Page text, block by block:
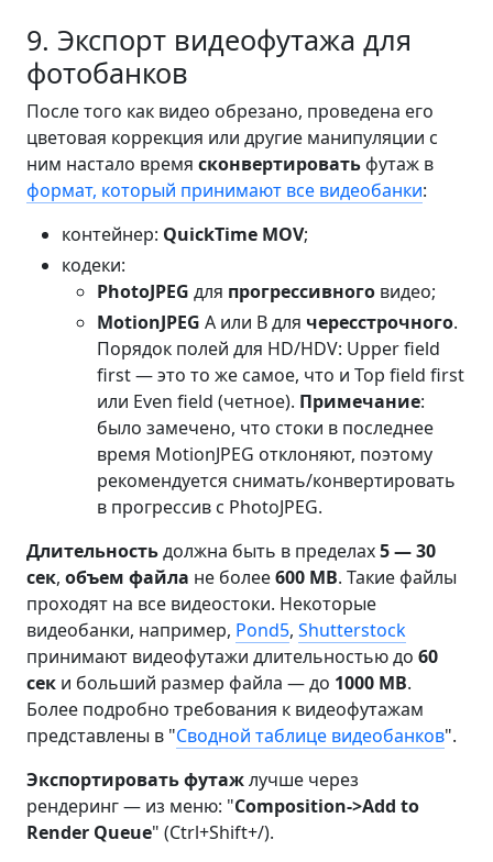
9. Экспорт видеофутажа для
фотобанков
После того как видео обрезано, проведена его
цветовая коррекция или другие манипуляции с
ним настало время сконвертироватьфутаж в
формат, который принимают все видеобанки:
контейнер: QuickTime MOV;
кодеки:
PhotoJPEG для прогрессивного видео;
MotionJPEG A или B для чересстрочного.
Порядок полей для HD/HDV: Upper field
first — это то же самое, что и Top field first
или Even field (четное). Примечание:
было замечено, что стоки в последнее
время MotionJPEG отклоняют, поэтому
рекомендуется снимать/конвертировать
в прогрессив с PhotoJPEG.
Длительностьдолжна быть в пределах5 — 30
сек, объем файла не более600 MB. Такие файлы
проходят на все видеостоки. Некоторые
видеобанки, например, Pond5, Shutterstock
принимают видеофутажи длительностью до 60
сек и больший размер файла — до 1000 MB.
Более подробно требования к видеофутажам
представлены в "Сводной таблице видеобанков".
Экспортировать футажлучше через
рендеринг — из меню: "Composition->Add to
Render Queue" (Ctrl+Shift+/).